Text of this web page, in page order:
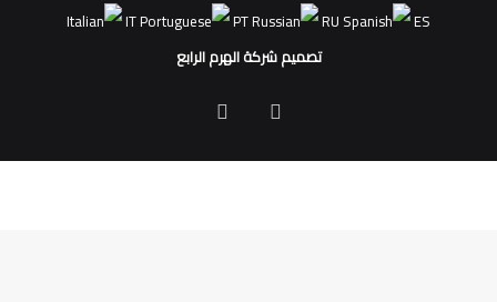
IT
PT RU
ES
تصميم شركة الهرم الرابع
فيسبوك
الموقع